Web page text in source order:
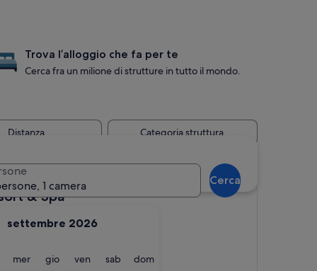
settembre 2026
mermercoledì
giogiovedì
venvenerdì
sabsabato
domdomenica
1 camera
Cerca
Trova l’alloggio che fa per te
Cerca fra un milione di strutture in tutto il mondo.
Distanza Categoria struttura
Hightown
& Spa